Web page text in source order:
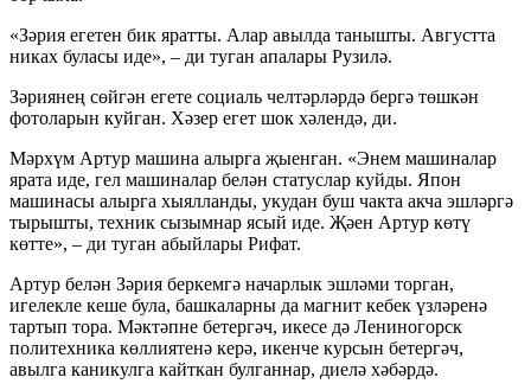
«Зәрия егетен бик яратты. Алар авылда танышты. Августта
никах буласы иде», – ди туган апалары Рузилә.
Зәриянең сөйгән егете социаль челтәрләрдә бергә төшкән
фотоларын куйган. Хәзер егет шок хәлендә, ди.
Мәрхүм Артур машина алырга җыенган. «Энем машиналар
ярата иде, гел машиналар белән статуслар куйды. Япон
машинасы алырга хыялланды, укудан буш чакта акча эшләргә
тырышты, техник сызымнар ясый иде. Җәен Артур көтү
көтте», – ди туган абыйлары Рифат.
Артур белән Зәрия беркемгә начарлык эшләми торган,
игелекле кеше була, башкаларны да магнит кебек үзләренә
тартып тора. Мәктәпне бетергәч, икесе дә Лениногорск
политехника көллиятенә керә, икенче курсын бетергәч,
авылга каникулга кайткан булганнар, диелә хәбәрдә.